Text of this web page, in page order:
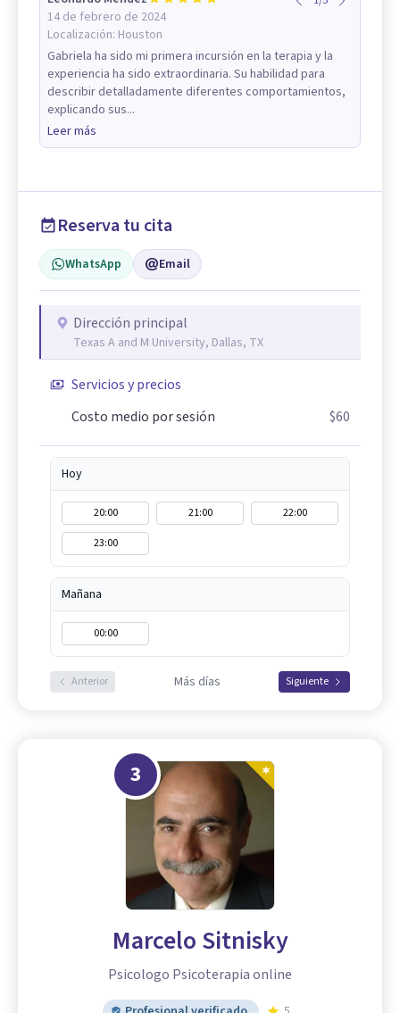
14 de febrero de 2024
Localización: Houston
Gabriela ha sido mi primera incursión en la terapia y la
experiencia ha sido extraordinaria. Su habilidad para
describir detalladamente diferentes comportamientos,
explicando sus...
Leer más
Reserva tu cita
WhatsApp Email
Dirección principal
Texas A and M University, Dallas, TX
Servicios y precios
Costo medio por sesión
$60
Hoy
20:00 21:00
22:00
23:00
Mañana
00:00
Anterior Más días Siguiente
3
Marcelo Sitnisky
Psicologo Psicoterapia online